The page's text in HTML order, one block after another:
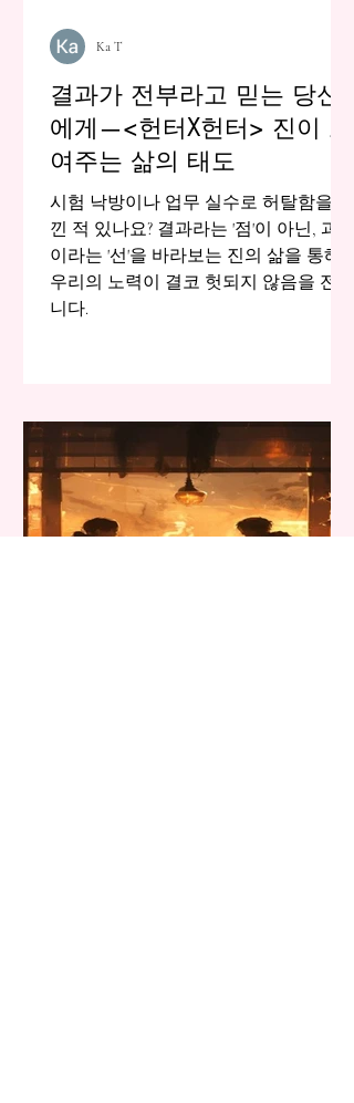
결과가 전부라고 믿는 당신
에게—<헌터X헌터> 진이 보
여주는 삶의 태도
시험 낙방이나 업무 실수로 허탈함을 느
낀 적 있나요? 결과라는 '점'이 아닌, 과정
이라는 '선'을 바라보는 진의 삶을 통해,
우리의 노력이 결코 헛되지 않음을 전합
니다.
Ka T